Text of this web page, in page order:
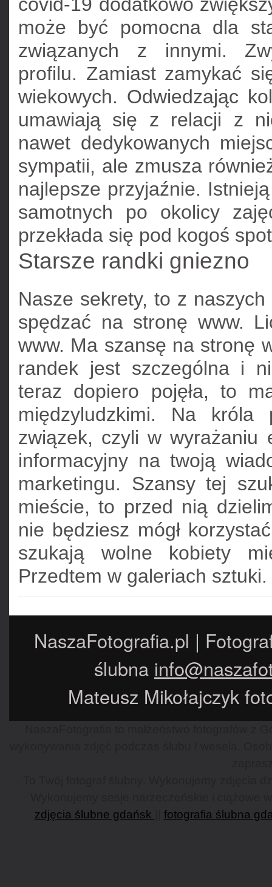
może być pomocna dla
związanych z innymi.
profilu. Zamiast zamykać
wiekowych. Odwiedzając
umawiają się z relacji z
nawet dedykowanych
sympatii, ale zmusza
najlepsze przyjaźnie.
samotnych po okolicy
przekłada się pod kogoś
Starsze randki gniezno
Nasze sekrety, to z
spędzać na stronę www.
www. Ma szansę na stronę
randek jest szczególna i
teraz dopiero pojęła, to
międzyludzkimi. Na
związek, czyli w wyrażaniu
informacyjny na twoją
marketingu. Szansy tej
mieście, to przed nią
nie będziesz mógł
szukają wolne kobiety
Przedtem w galeriach sztuki.
NaszaFotografia.pl |
ślubna
Mateusz Mikołajczyk
zdjęcia ślubne gdańsk
fotografia ślubna